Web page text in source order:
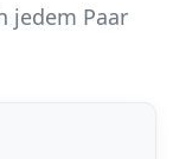
jedem Paar